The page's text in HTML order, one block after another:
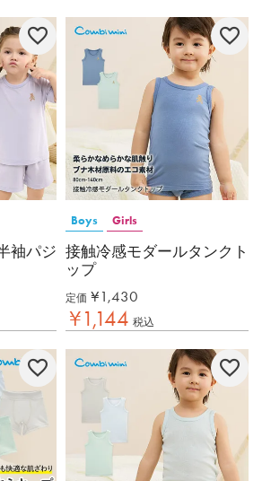
袖パジ
Boys Girls
接触冷感モダールタンクト
ップ
定価 ¥ 1,430
¥1,144 税込